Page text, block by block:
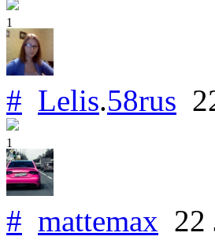
1
# Lelis.58rus
1
# mattemax 22